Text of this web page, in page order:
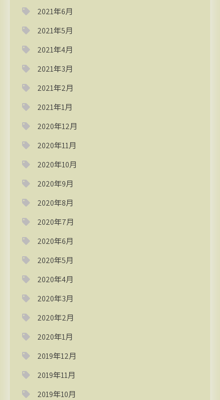
2021年6月
2021年5月
2021年4月
2021年3月
2021年2月
2021年1月
2020年12月
2020年11月
2020年10月
2020年9月
2020年8月
2020年7月
2020年6月
2020年5月
2020年4月
2020年3月
2020年2月
2020年1月
2019年12月
2019年11月
2019年10月